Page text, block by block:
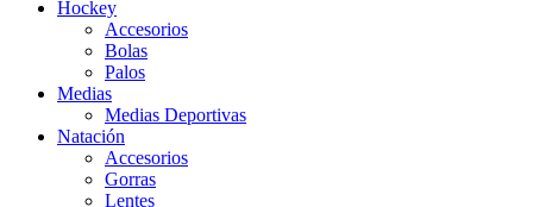
Hockey
Accesorios
Bolas
Palos
Medias
Medias Deportivas
Natación
Accesorios
Gorras
Lentes